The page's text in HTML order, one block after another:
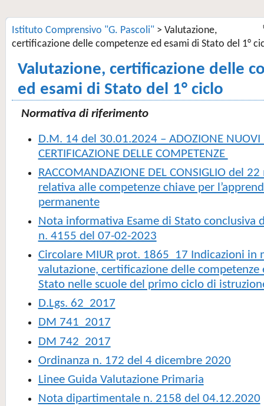
Istituto Comprensivo "G. Pascoli" > Valutazione,
certificazione delle competenze ed esami di Stato del 1°
Valutazione, certificazione delle
ed esami di Stato del 1° ciclo
Normativa di riferimento
D.M. 14 del 30.01.2024 – ADOZIONE NUOVI
CERTIFICAZIONE DELLE COMPETENZE
RACCOMANDAZIONE DEL CONSIGLIO del
relativa alle competenze chiave per
permanente
Nota informativa Esame di Stato conclusiva
n. 4155 del 07-02-2023
Circolare MIUR prot. 1865_17 Indicazioni in
valutazione, certificazione delle competenze
Stato nelle scuole del primo ciclo di
D.Lgs. 62_2017
DM 741_2017
DM 742_2017
Ordinanza n. 172 del 4 dicembre 2020
Linee Guida Valutazione Primaria
Nota dipartimentale n. 2158 del 04.12.2020